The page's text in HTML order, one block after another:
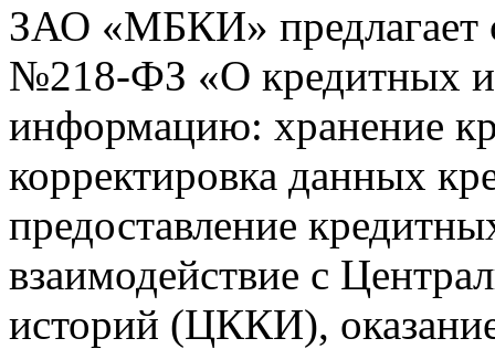
ЗАО «МБКИ» предлагает
№218-ФЗ «О кредитных
информацию: хранение
корректировка данных
предоставление
взаимодействие с
историй (ЦККИ),